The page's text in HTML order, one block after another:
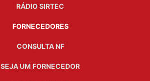
RÁDIO SIRTEC
FORNECEDORES
CONSULTA NF
SEJA UM FORNECEDOR